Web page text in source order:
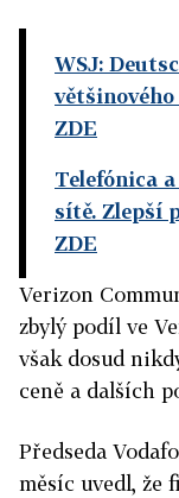
WSJ:
ZDE
Telefónica
sítě. Zlepší
ZDE
Verizon
zbylý podíl ve
však dosud
ceně a dalších
Předseda
měsíc uvedl, že